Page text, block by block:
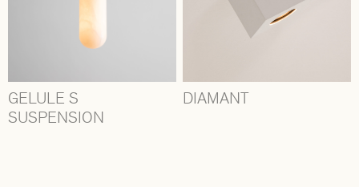
GELULE S
SUSPENSION
DIAMANT